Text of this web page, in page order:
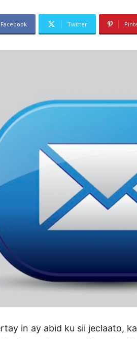
Facebook Twitter
in ay abid ku sii jeclaato,